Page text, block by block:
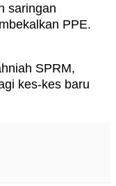
saringan
PPE.
SPRM,
kes-kes baru